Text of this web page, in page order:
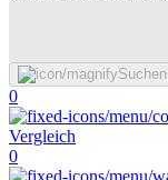
Suchen
0
Vergleich
0